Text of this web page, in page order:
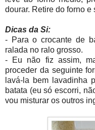
dourar. Retire do forno e
Dicas da Si:
- Para o crocante de
ralada no ralo grosso.
- Eu não fiz assim,
proceder da seguinte
lavá-la bem lavadinha
batata (eu só escorri,
vou misturar os outros